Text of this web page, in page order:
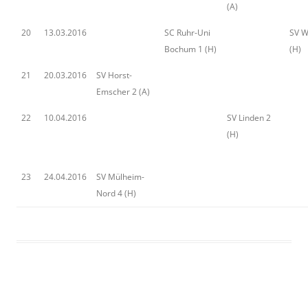
(A)
20 13.03.2016
SC Ruhr-Uni
Bochum 1 (H)
SV
(H)
21 20.03.2016
SV Horst-
Emscher 2 (A)
22 10.04.2016
SV Linden 2
(H)
23 24.04.2016
SV Mülheim-
Nord 4 (H)